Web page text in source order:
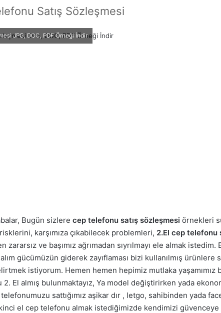
Satış Sözleşmesi
JPG, DOC, PDF Örneği İndir
Bugün sizlere cep telefonu satış sözleşmesi örnekleri
karşımıza çıkabilecek problemleri, 2.El cep telefonu
ve başımız ağrımadan sıyrılmayı ele almak istedim.
gücümüzün giderek zayıflaması bizi kullanılmış ürünlere
istiyorum. Hemen hemen hepimiz mutlaka yaşamımız
El almış bulunmaktayız, Ya model değiştirirken yada
telefonumuzu sattığımız aşikar dır , letgo, sahibinden yada
el cep telefonu almak istediğimizde kendimizi güvenceye